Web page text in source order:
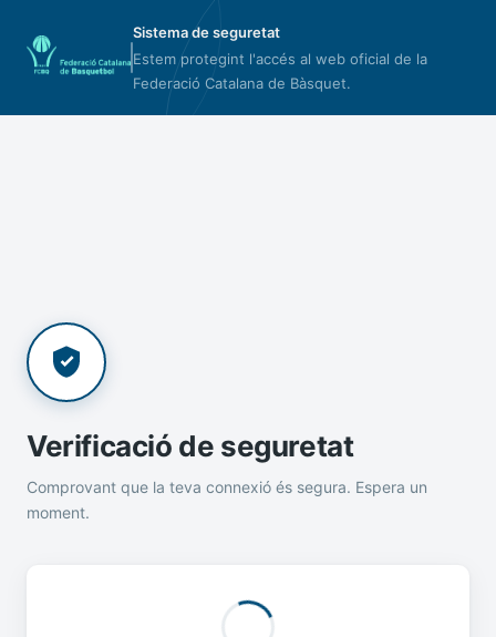
Sistema de seguretat
Estem protegint l'accés al web oficial de la
Federació Catalana de Bàsquet.
Verificació de seguretat
Comprovant que la teva connexió és segura. Espera un
moment.